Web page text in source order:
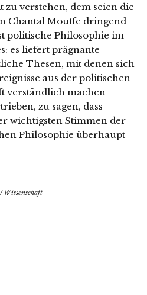
verstehen, dem seien die
Chantal Mouffe dringend
politische Philosophie im
es liefert prägnante
Thesen, mit denen sich
aus der politischen
verständlich machen
zu sagen, dass
wichtigsten Stimmen der
Philosophie überhaupt
/ Wissenschaft